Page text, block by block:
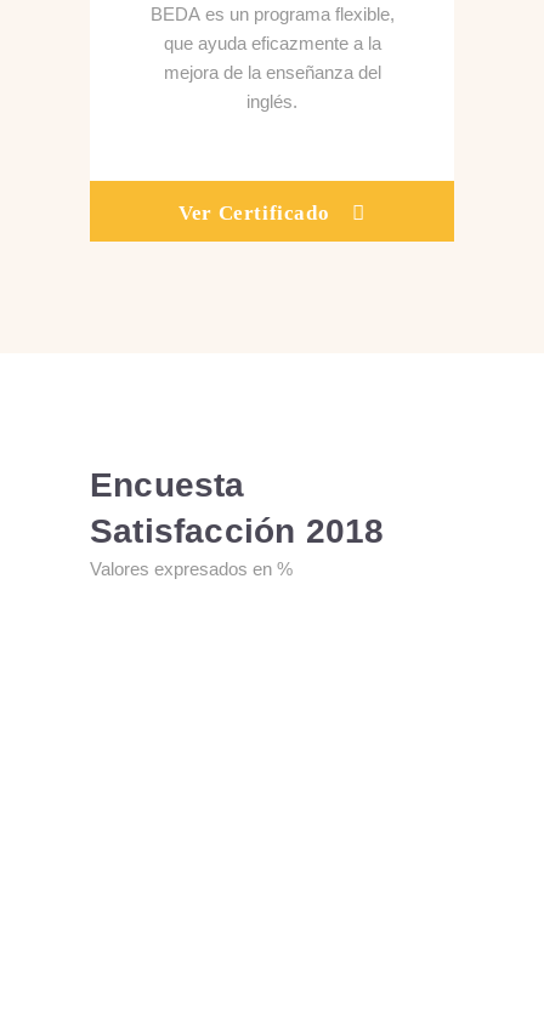
BEDA es un programa flexible,
que ayuda eficazmente a la
mejora de la enseñanza del
inglés.
Ver Certificado
Encuesta
Satisfacción 2018
Valores expresados en %